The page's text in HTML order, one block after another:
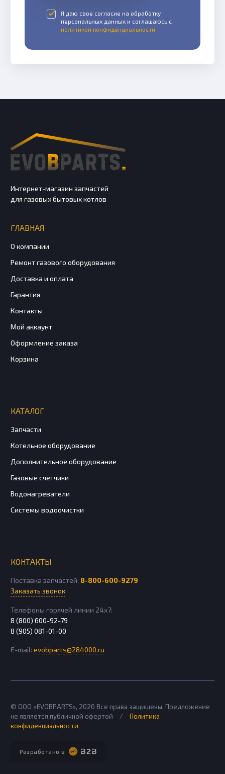
Я даю свое согласие на обработку
персональных данных и соглашаюсь с
политикой конфиденциальности
Интернет-магазин запчастей
для газовых бытовых котлов
ГЛАВНАЯ
О компании
Ремонт газового оборудования
Доставка и оплата
Гарантия
Контакты
Мой аккаунт
Оформление заказа
Корзина
КАТАЛОГ
Запчасти
Котельное оборудование
Дополнительное оборудование
Газовые счетчики
Водонагреватели
Системы водоочистки
КОНТАКТЫ
Поставка запчастей: 8-800-600-9279
Заказать звонок
Телефоны горячей линии 24х7:
8 (800) 600-92-79
8 (905) 081-01-00
E-mail: evobparts@284000.ru
Разработано в
© ООО «EVOBPARTS», 2026 Все права защищены. Предложение
не является публичной офертой
/
Политика
конфиденциальности